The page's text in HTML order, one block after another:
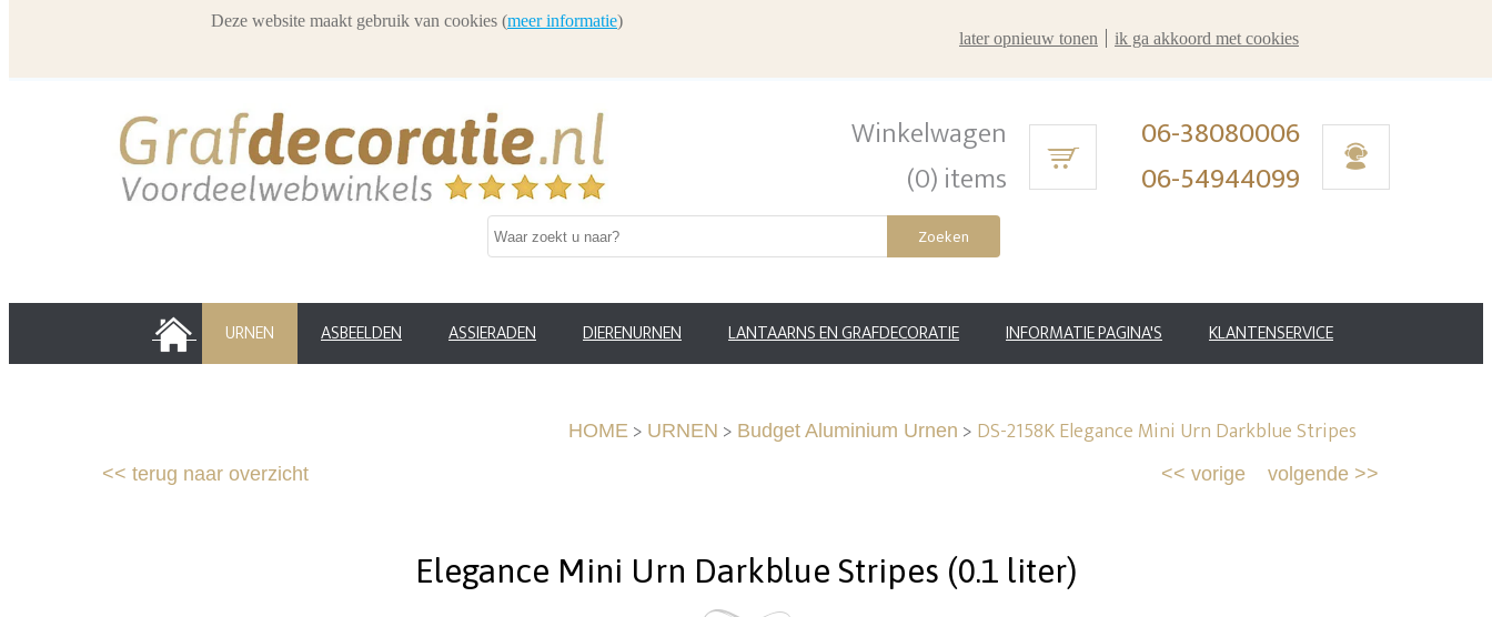
Winkelwagen
(0) items
06-38080006
06-54944099
Zoeken
HOME URNEN ASBEELDEN ASSIERADEN DIERENURNEN LANTAARNS EN GRAFDECORATIE INFORMATIE PAGINA'S KLANTENSERVICE
HOME > URNEN > Budget Aluminium Urnen > DS-2158K Elegance Mini Urn Darkblue Stripes
<< terug naar overzicht volgende >>
<< vorige
Elegance Mini Urn Darkblue Stripes (0.1 liter)
Deze website maakt gebruik van cookies (meer informatie)
later opnieuw tonen
ik ga akkoord met cookies